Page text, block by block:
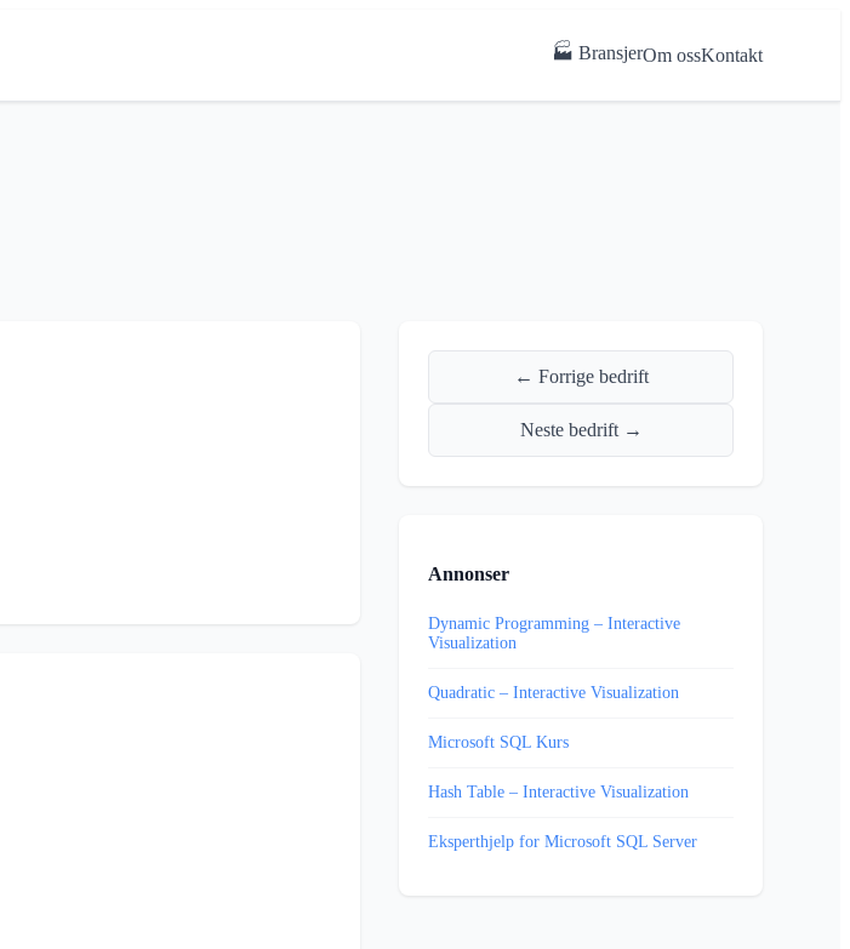
🏭 BransjerOm ossKontakt
← Forrige bedrift
Neste bedrift →
Annonser
Dynamic Programming – Interactive
Visualization
Quadratic – Interactive Visualization
Microsoft SQL Kurs
Hash Table – Interactive Visualization
Eksperthjelp for Microsoft SQL Server